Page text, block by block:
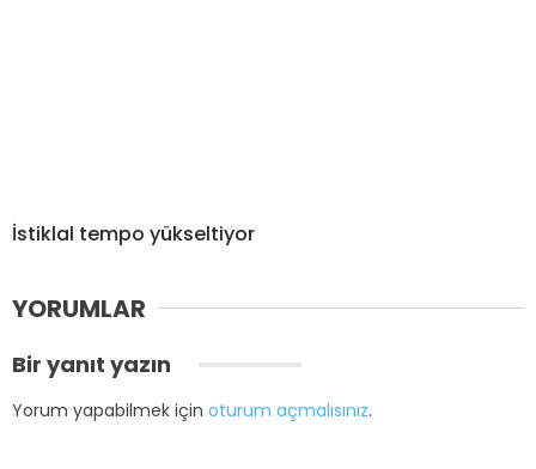
İstiklal tempo yükseltiyor
YORUMLAR
Bir yanıt yazın
Yorum yapabilmek için oturum açmalısınız.